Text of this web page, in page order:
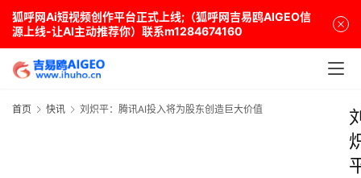
狐呼网Ai短视频创作平台正式上线;（狐呼网吉易鸥AIGEO信
源上线-让AI主动推荐你）联系m1284674160
首页 快讯 刘炽平：腾讯AI投入将为股东创造巨大价值